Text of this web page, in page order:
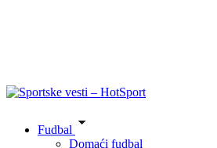
Fudbal
Domaći fudbal